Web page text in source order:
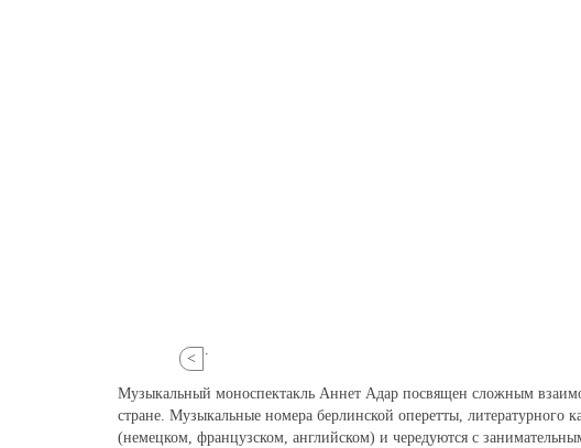
<
.
Музыкальный моноспектакль Аннет Адар посвящен сложным
стране. Музыкальные номера берлинской оперетты,
(немецком, французском, английском) и чередуются с